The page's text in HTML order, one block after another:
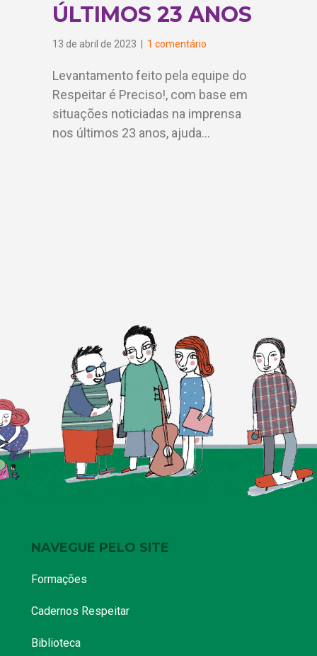
ÚLTIMOS 23 ANOS
13 de abril de 2023 1 comentário
Levantamento feito pela equipe do
Respeitar é Preciso!, com base em
situações noticiadas na imprensa
nos últimos 23 anos, ajuda…
NAVEGUE PELO SITE
Formações
Cadernos Respeitar
Biblioteca